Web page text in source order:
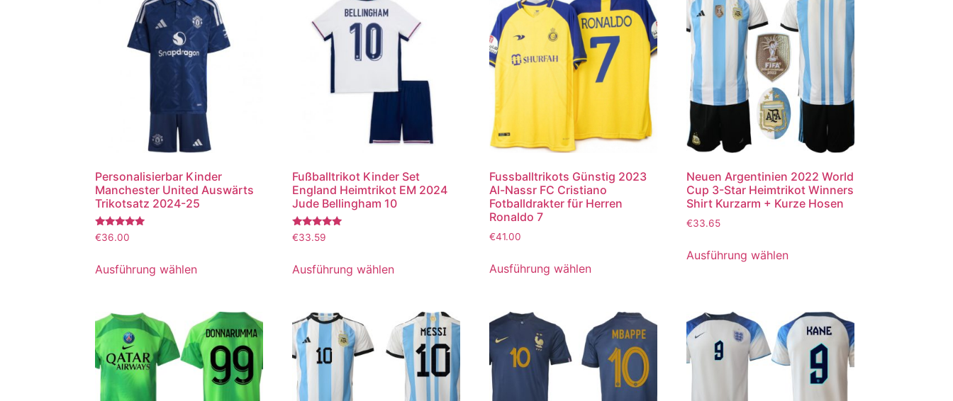
Personalisierbar Kinder
Manchester United Auswärts
Trikotsatz 2024-25
Bewertet
mit
von 5
€36.00
Ausführung wählen
Fußballtrikot Kinder Set
England Heimtrikot EM 2024
Jude Bellingham 10
Bewertet
mit
von 5
€33.59
Ausführung wählen
Fussballtrikots Günstig 2023
Al-Nassr FC Cristiano
Fotballdrakter für Herren
Ronaldo 7
€41.00
Ausführung wählen
Neuen Argentinien 2022 World
Cup 3-Star Heimtrikot Winners
Shirt Kurzarm + Kurze Hosen
€33.65
Ausführung wählen